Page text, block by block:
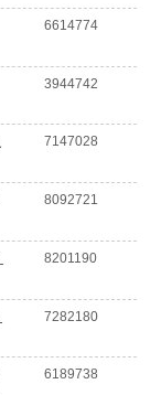
6614774
3944742
7147028
8092721
8201190
7282180
6189738